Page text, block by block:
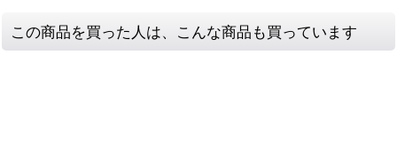
この商品を買った人は、こんな商品も買っています